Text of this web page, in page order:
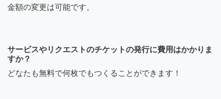
金額の変更は可能です。
サービスやリクエストのチケットの発行に費用はかかりま
すか？
どなたも無料で何枚でもつくることができます！